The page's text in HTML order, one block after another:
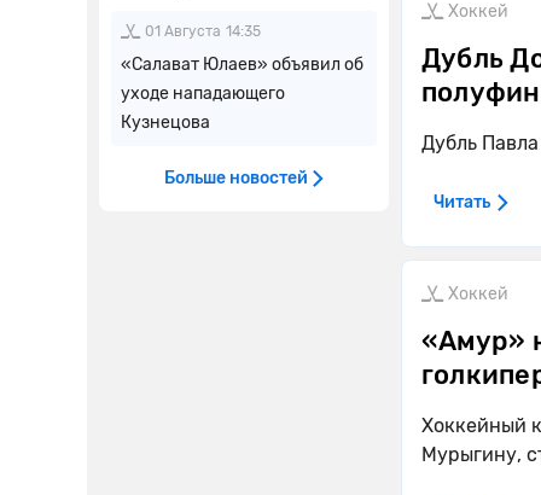
01 Августа 14:35
«Салават Юлаев» объявил об
уходе нападающего
Кузнецова
Больше новостей
Хоккей
Дубль
Дубль
Читать
Хоккей
«Амур»
Хоккейный
Мурыгину,